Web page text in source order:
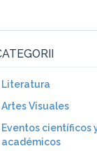
Literatura
Artes Visuales
Eventos científicos
académicos